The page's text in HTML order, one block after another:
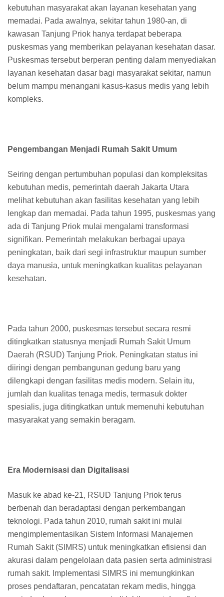
kebutuhan masyarakat akan layanan kesehatan yang
memadai. Pada awalnya, sekitar tahun 1980-an, di
kawasan Tanjung Priok hanya terdapat beberapa
puskesmas yang memberikan pelayanan kesehatan dasar.
Puskesmas tersebut berperan penting dalam menyediakan
layanan kesehatan dasar bagi masyarakat sekitar, namun
belum mampu menangani kasus-kasus medis yang lebih
kompleks.
Pengembangan Menjadi Rumah Sakit Umum
Seiring dengan pertumbuhan populasi dan kompleksitas
kebutuhan medis, pemerintah daerah Jakarta Utara
melihat kebutuhan akan fasilitas kesehatan yang lebih
lengkap dan memadai. Pada tahun 1995, puskesmas yang
ada di Tanjung Priok mulai mengalami transformasi
signifikan. Pemerintah melakukan berbagai upaya
peningkatan, baik dari segi infrastruktur maupun sumber
daya manusia, untuk meningkatkan kualitas pelayanan
kesehatan.
Pada tahun 2000, puskesmas tersebut secara resmi
ditingkatkan statusnya menjadi Rumah Sakit Umum
Daerah (RSUD) Tanjung Priok. Peningkatan status ini
diiringi dengan pembangunan gedung baru yang
dilengkapi dengan fasilitas medis modern. Selain itu,
jumlah dan kualitas tenaga medis, termasuk dokter
spesialis, juga ditingkatkan untuk memenuhi kebutuhan
masyarakat yang semakin beragam.
Era Modernisasi dan Digitalisasi
Masuk ke abad ke-21, RSUD Tanjung Priok terus
berbenah dan beradaptasi dengan perkembangan
teknologi. Pada tahun 2010, rumah sakit ini mulai
mengimplementasikan Sistem Informasi Manajemen
Rumah Sakit (SIMRS) untuk meningkatkan efisiensi dan
akurasi dalam pengelolaan data pasien serta administrasi
rumah sakit. Implementasi SIMRS ini memungkinkan
proses pendaftaran, pencatatan rekam medis, hingga